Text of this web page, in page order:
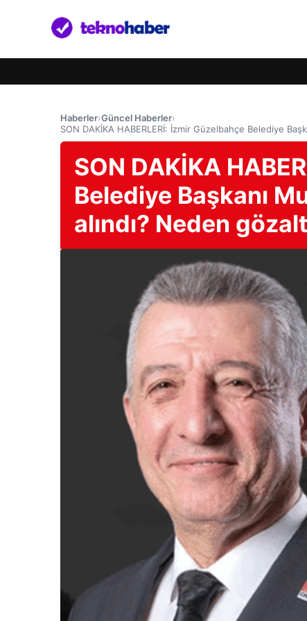
Haberler›Güncel Haberler›
SON DAKİKA HABERLERİ: İzmir Güzelbahçe Belediye
SON DAKİKA
Belediye Başkanı
alındı? Neden